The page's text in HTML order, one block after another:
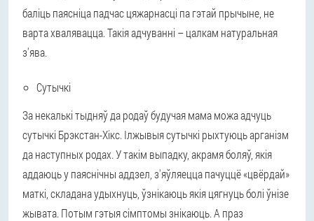
баліць паясніца падчас цяжарнасці па гэтай прычыне, не
варта хвалявацца. Такія адчуванні – цалкам натуральная
з'ява.
Сутычкі
За некалькі тыдняў да родаў будучая мама можа адчуць
сутычкі Брэкстан-Хікс. Ілжывыя сутычкі рыхтуюць арганізм
да наступных родах. У такім выпадку, акрамя боляў, якія
аддаюць у паяснічны аддзел, з'яўляецца пачуццё «цвёрдай»
маткі, складана удыхнуць, ўзнікаюць якія цягнуць болі ўнізе
жывата. Потым гэтыя сімптомы знікаюць. А праз